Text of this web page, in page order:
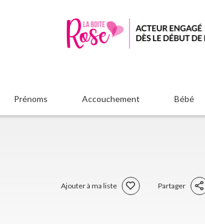
Prénoms Accouchement Bébé
Ajouter à ma liste Partager